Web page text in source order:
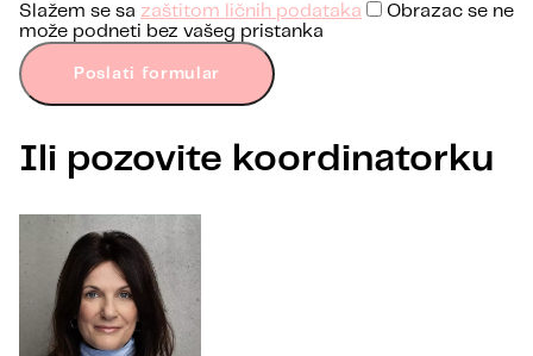
Slažem se sa zaštitom ličnih podataka
Obrazac se ne
može podneti bez vašeg pristanka
Poslati formular
Ili pozovite koordinatorku